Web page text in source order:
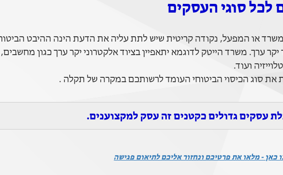
לכל סוגי העסקים
או המפעל, נקודה קריטית שיש לתת עליה את הדעת הינה ההיבט
ערך. משרד הייטק לדוגמא יתאפיין בציוד אלקטרוני יקר ערך כגון מחשבים,
ועוד.
את סוג הכיסוי הביטוחי העומד לרשותכם במקרה של תקלה .
עסקים גדולים כקטנים זה עסק למקצוענים.
כאן - מלאו את פרטיכם ונחזור אליכם לתיאום פגישה